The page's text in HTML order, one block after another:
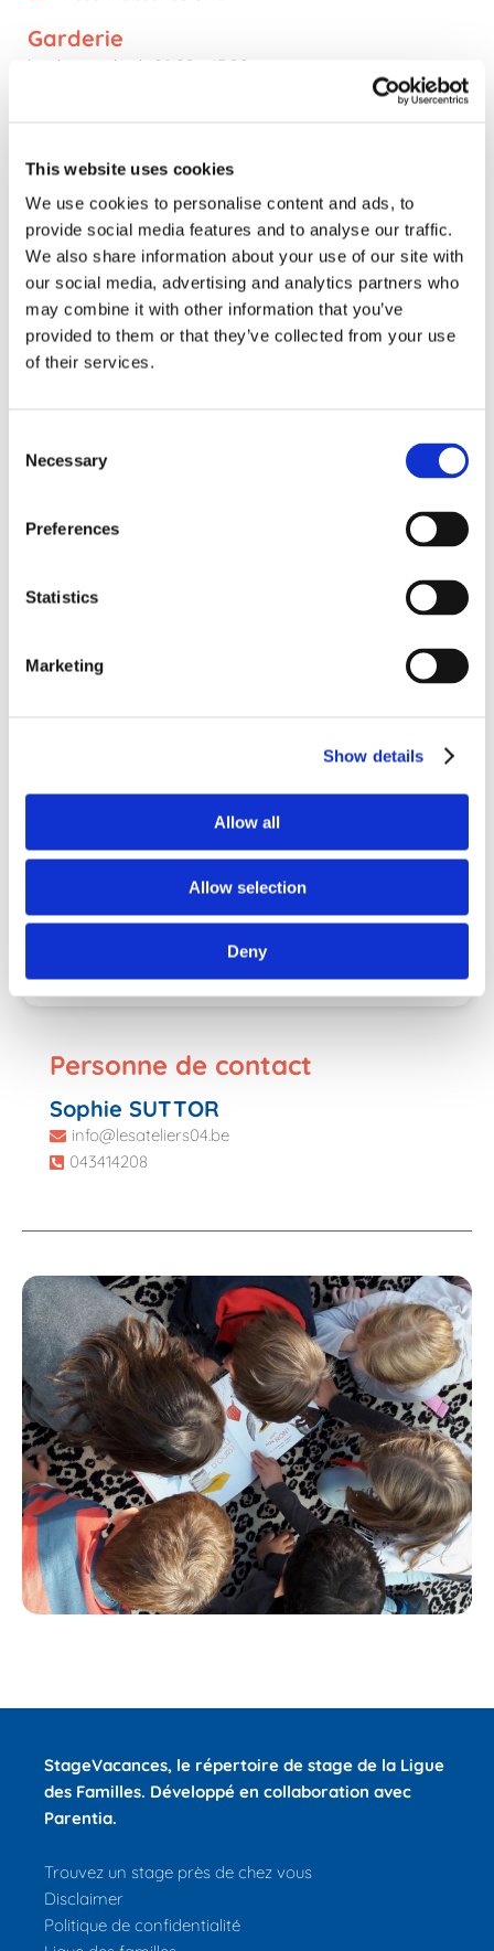
This website uses cookies
We use cookies to personalise content and ads, to
provide social media features and to analyse our traffic.
We also share information about your use of our site with
our social media, advertising and analytics partners who
may combine it with other information that you’ve
provided to them or that they’ve collected from your use
of their services.
Selection
Necessary
Preferences
Statistics
Marketing
Show details
Allow all
Allow selection
Deny
Garderie
lundi - vendredi: 08:00 - 17:00
Tarif
Prix
Résidentiel
Inclusif
/ enfant
Réserver maintenant
Personne de contact
Sophie SUTTOR
info@lesateliers04.be
043414208
StageVacances, le répertoire de stage de la Ligue
des Familles. Développé en collaboration avec
Parentia.
Trouvez un stage près de chez vous
Disclaimer
Politique de confidentialité